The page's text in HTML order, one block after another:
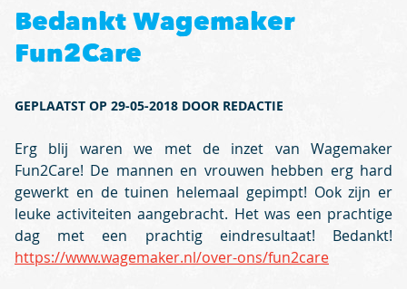
Bedankt Wagemaker
Fun2Care
GEPLAATST OP 29-05-2018 DOOR REDACTIE
Erg blij waren we met de inzet van Wagemaker
Fun2Care! De mannen en vrouwen hebben erg hard
gewerkt en de tuinen helemaal gepimpt! Ook zijn er
leuke activiteiten aangebracht. Het was een prachtige
dag met een prachtig eindresultaat! Bedankt!
https://www.wagemaker.nl/over-ons/fun2care